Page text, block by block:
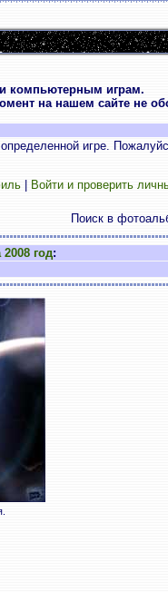
компьютерным играм.
на нашем сайте не
игре.
| Войти и проверить
Поиск в
год: